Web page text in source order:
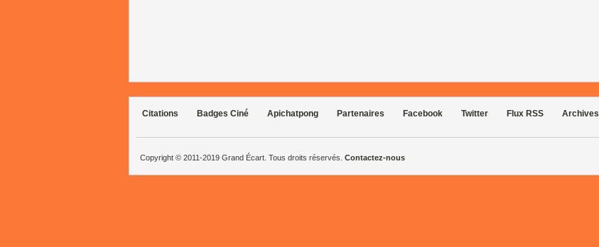
Citations Badges Ciné Apichatpong Partenaires Facebook Twitter Flux RSS Archives
Copyright © 2011-2019 Grand Écart. Tous droits réservés. Contactez-nous